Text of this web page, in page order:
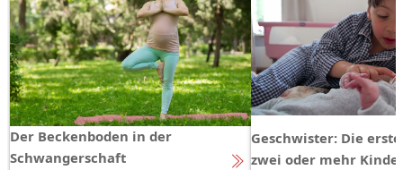
Der Beckenboden in der
Schwangerschaft
Geschwister: Die
zwei oder mehr